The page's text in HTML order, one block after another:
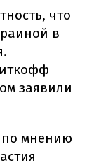
что
в
заявили
по мнению